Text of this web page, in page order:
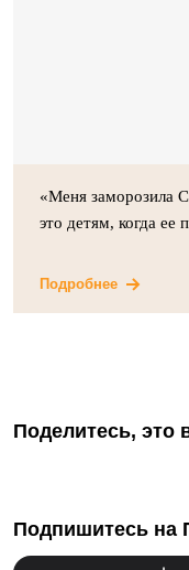
«Меня заморозила
это детям, когда ее
Подробнее
Поделитесь, это
Подпишитесь на